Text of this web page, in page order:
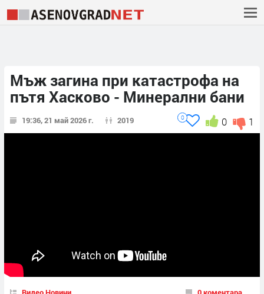
Мъж загина при катастрофа на
пътя Хасково - Минерални бани
19:36, 21 май 2026 г. 2019 1
0
0